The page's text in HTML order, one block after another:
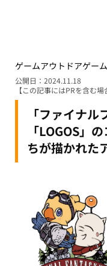
ゲームアウトドアゲーム
「ファイナ
「LOGOS」
ちが描かれた
公開日：2024.11.18
【この記事にはPRを含む場